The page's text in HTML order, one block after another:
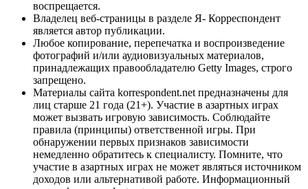
воспрещается.
Владелец веб-страницы в разделе Я- Корреспондент
является автор публикации.
Любое копирование, перепечатка и воспроизведение
фотографий и/или аудиовизуальных материалов,
принадлежащих правообладателю Getty Images, строго
запрещено.
Материалы сайта korrespondent.net предназначены для
лиц старше 21 года (21+). Участие в азартных играх
может вызвать игровую зависимость. Соблюдайте
правила (принципы) ответственной игры. При
обнаружении первых признаков зависимости
немедленно обратитесь к специалисту. Помните, что
участие в азартных играх не может являться источником
доходов или альтернативой работе. Информационный